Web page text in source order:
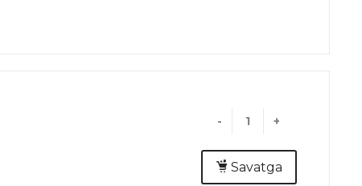
- +
Savatga